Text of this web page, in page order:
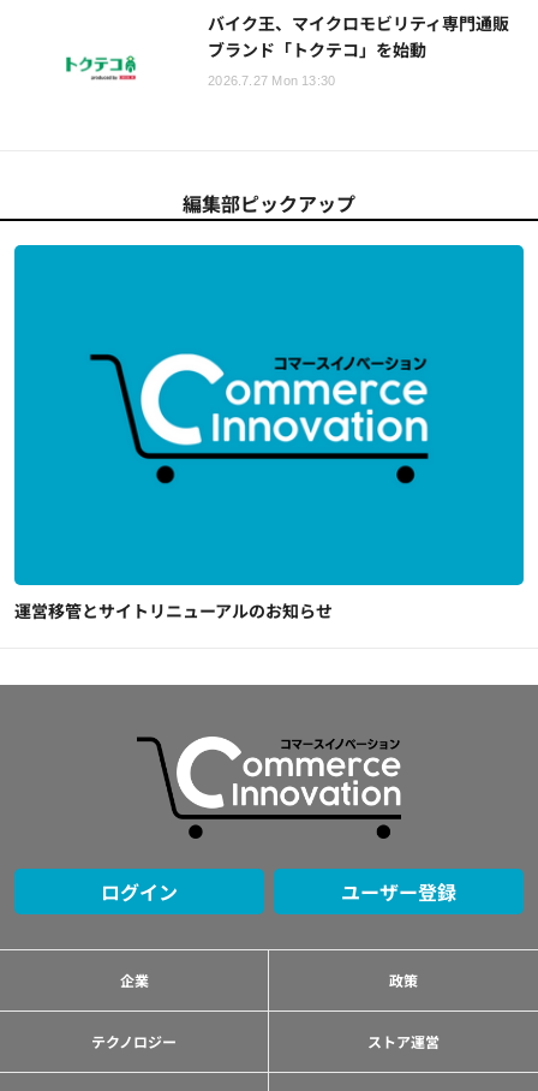
バイク王、マイクロモビリティ専門通販
ブランド「トクテコ」を始動
2026.7.27 Mon 13:30
編集部ピックアップ
運営移管とサイトリニューアルのお知らせ
ログイン ユーザー登録
企業 政策
テクノロジー ストア運営